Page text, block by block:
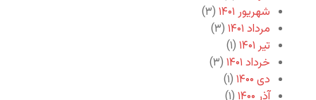
شهریور ۱۴۰۱
(۳)
مرداد ۱۴۰۱
(۳)
تیر ۱۴۰۱
(۱)
خرداد ۱۴۰۱
(۳)
دی ۱۴۰۰
(۱)